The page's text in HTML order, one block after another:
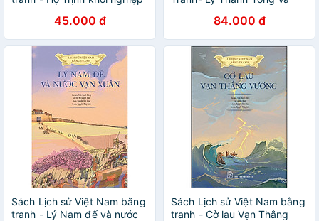
45.000 đ 84.000 đ
Sách Lịch sử Việt Nam bằng
tranh - Lý Nam đế và nước
Sách Lịch sử Việt Nam bằng
tranh - Cờ lau Vạn Thắng